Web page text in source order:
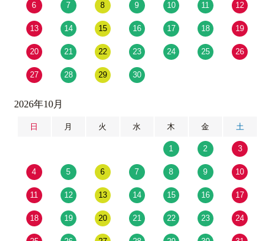
6 7 8 9 10 11 12
13 14 15 16 17 18 19
20 21 22 23 24 25 26
27 28 29 30
2026年10月
日 月 火 水 木 金 土
1 2 3
4 5 6 7 8 9 10
11 12 13 14 15 16 17
18 19 20 21 22 23 24